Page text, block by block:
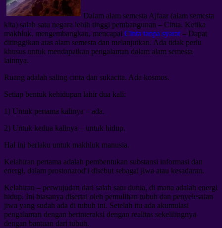
Dalam alam semesta Ajfaar (alam semesta
kita) salah satu negara lebih tinggi pembangunan – Cinta. Ketika
makhluk, mengembangkan, mencapai Cinta tanpa syarat – Dapat
ditinggikan atas alam semesta dan melanjutkan. Ada tidak perlu
khusus untuk mendapatkan pengalaman dalam alam semesta
lainnya.
Ruang adalah saling cinta dan sukacita. Ada kosmos.
Setiap bentuk kehidupan lahir dua kali:
1) Untuk pertama kalinya – ada.
2) Untuk kedua kalinya – untuk hidup.
Hal ini berlaku untuk makhluk manusia.
Kelahiran pertama adalah pembentukan substansi informasi dan
energi, dalam prostonarod′i disebut sebagai jiwa atau kesadaran.
Kelahiran – perwujudan dari salah satu dunia, di mana adalah energi
hidup. Ini biasanya disertai oleh pemulihan tubuh dan penyelesaian
jiwa yang sudah ada di tubuh ini. Setelah itu ada akumulasi
pengalaman dengan berinteraksi dengan realitas sekelilingnya
dengan bantuan dari tubuh.